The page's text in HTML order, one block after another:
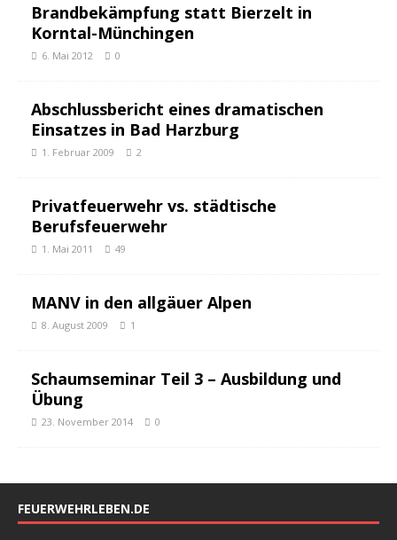
Brandbekämpfung statt Bierzelt in
Korntal-Münchingen
6. Mai 2012 0
Abschlussbericht eines dramatischen
Einsatzes in Bad Harzburg
1. Februar 2009 2
Privatfeuerwehr vs. städtische
Berufsfeuerwehr
1. Mai 2011 49
MANV in den allgäuer Alpen
8. August 2009 1
Schaumseminar Teil 3 – Ausbildung und
Übung
23. November 2014 0
FEUERWEHRLEBEN.DE